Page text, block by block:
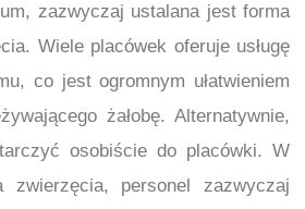
zazwyczaj ustalana jest forma
Wiele placówek oferuje usługę
co jest ogromnym ułatwieniem
żałobę. Alternatywnie,
osobiście do placówki. W
zwierzęcia, personel zazwyczaj